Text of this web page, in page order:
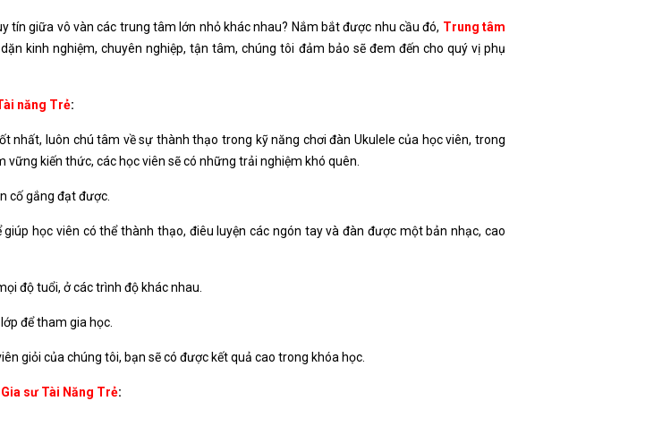
giữa vô vàn các trung tâm lớn nhỏ khác nhau? Nắm bắt được nhu cầu đó, Trung tâm
kinh nghiệm, chuyên nghiệp, tận tâm, chúng tôi đảm bảo sẽ đem đến cho quý vị phụ
năng Trẻ:
nhất, luôn chú tâm về sự thành thạo trong kỹ năng chơi đàn Ukulele của học viên, trong
kiến thức, các học viên sẽ có những trải nghiệm khó quên.
cố gắng đạt được.
học viên có thể thành thạo, điêu luyện các ngón tay và đàn được một bản nhạc, cao
độ tuổi, ở các trình độ khác nhau.
để tham gia học.
giỏi của chúng tôi, bạn sẽ có được kết quả cao trong khóa học.
sư Tài Năng Trẻ: